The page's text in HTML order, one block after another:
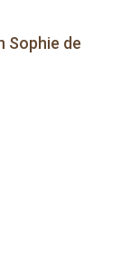
Sophie de